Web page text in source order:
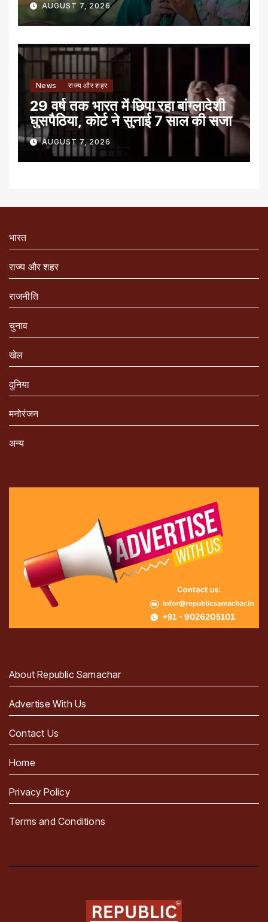
AUGUST 7, 2026
News राज्य और शहर
29 वर्ष तक भारत में छिपा रहा बांग्लादेशी
घुसपैठिया, कोर्ट ने सुनाई 7 साल की सजा
AUGUST 7, 2026
भारत
राज्य और शहर
राजनीति
चुनाव
खेल
दुनिया
मनोरंजन
अन्य
About Republic Samachar
Advertise With Us
Contact Us
Home
Privacy Policy
Terms and Conditions